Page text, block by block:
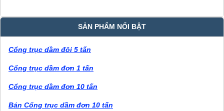
SẢN PHẨM NỔI BẬT
Cổng trục dầm đôi 5 tấn
Cổng trục dầm đơn 1 tấn
Cổng trục dầm đơn 10 tấn
Bán Cổng trục dầm đơn 10 tấn